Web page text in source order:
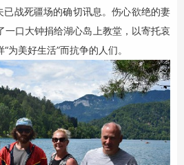
战死疆场的确切讯息。伤心欲绝的妻
一口大钟捐给湖心岛上教堂，以寄托哀
为美好生活”而抗争的人们。